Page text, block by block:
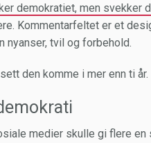
demokratiet, men svekker
Kommentarfeltet er et
nyanser, tvil og forbehold.
den komme i mer enn ti år.
medier skulle gi flere